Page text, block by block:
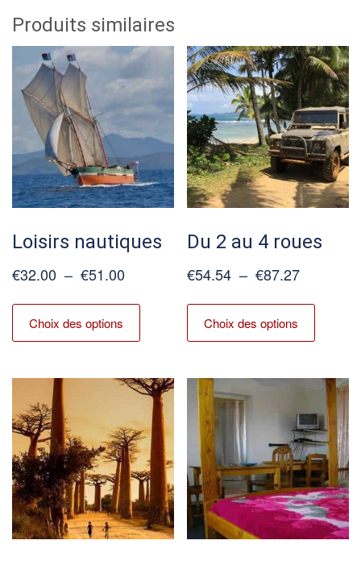
Produits similaires
Loisirs nautiques
€32.00 – €51.00
prix :
€51.00
Choix des options
Ce
a
variations.
Les
options
peuvent
être
choisies
sur
la
page
Du 2 au 4 roues
€54.54 – €87.27Plage
prix :
€87.27
Choix des options
Ce
a
options
peuvent
être
choisies
sur
la
page